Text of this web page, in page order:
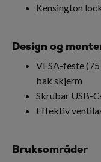
Kensington
Design og
VESA-feste
bak skjerm
Skrubar USB-
Effektiv
Bruksområder